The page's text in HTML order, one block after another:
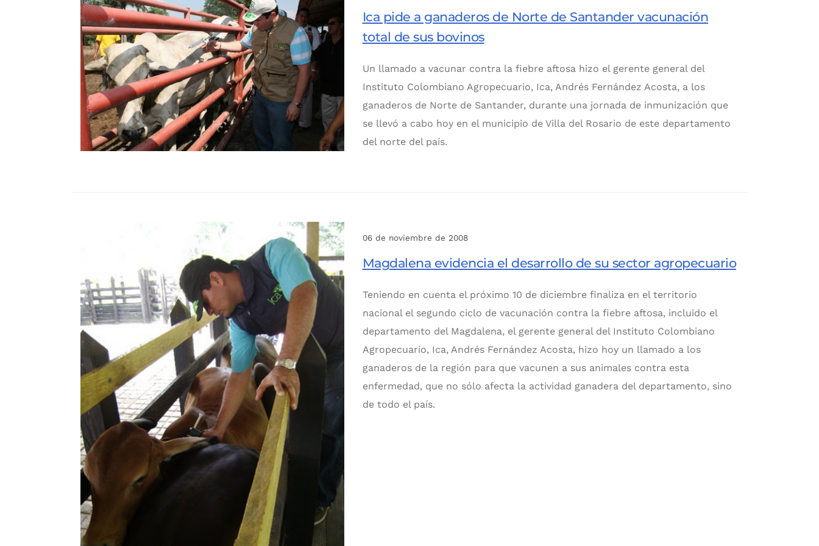
Ica pide a ganaderos de Norte de Santander vacunación
total de sus bovinos
Un llamado a vacunar contra la fiebre aftosa hizo el gerente general del
Instituto Colombiano Agropecuario, Ica, Andrés Fernández Acosta, a los
ganaderos de Norte de Santander, durante una jornada de inmunización que
se llevó a cabo hoy en el municipio de Villa del Rosario de este departamento
del norte del país.
06 de noviembre de 2008
Magdalena evidencia el desarrollo de su sector agropecuario
Teniendo en cuenta el próximo 10 de diciembre finaliza en el territorio
nacional el segundo ciclo de vacunación contra la fiebre aftosa, incluido el
departamento del Magdalena, el gerente general del Instituto Colombiano
Agropecuario, Ica, Andrés Fernández Acosta, hizo hoy un llamado a los
ganaderos de la región para que vacunen a sus animales contra esta
enfermedad, que no sólo afecta la actividad ganadera del departamento, sino
de todo el país.